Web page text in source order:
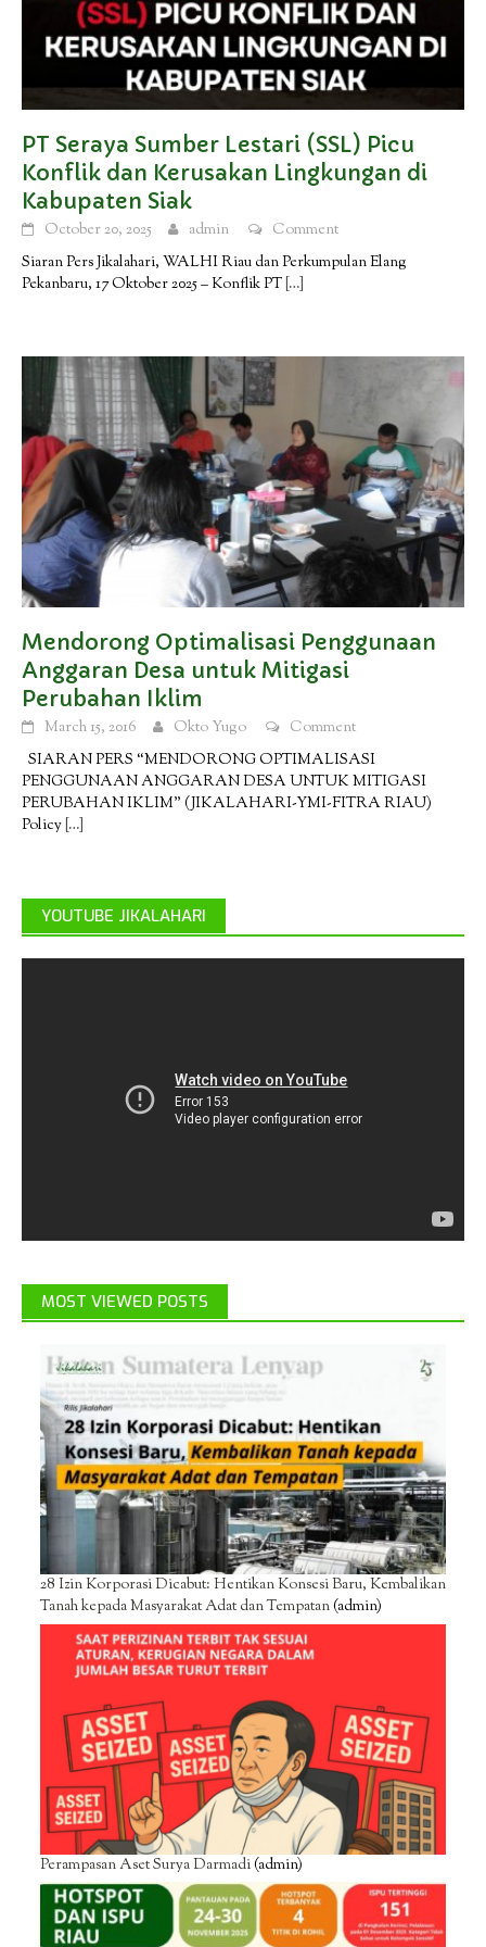
PT Seraya Sumber Lestari (SSL) Picu
Konflik dan Kerusakan Lingkungan di
Kabupaten Siak
October 20, 2025 admin
Comment
Siaran Pers Jikalahari, WALHI Riau dan Perkumpulan Elang
Pekanbaru, 17 Oktober 2025 – Konflik PT […]
Mendorong Optimalisasi Penggunaan
Anggaran Desa untuk Mitigasi
Perubahan Iklim
March 15, 2016 Okto Yugo
Comment
SIARAN PERS “MENDORONG OPTIMALISASI
PENGGUNAAN ANGGARAN DESA UNTUK MITIGASI
PERUBAHAN IKLIM” (JIKALAHARI-YMI-FITRA RIAU)
Policy […]
YOUTUBE JIKALAHARI
MOST VIEWED POSTS
28 Izin Korporasi Dicabut: Hentikan Konsesi Baru, Kembalikan
Tanah kepada Masyarakat Adat dan Tempatan(admin)
Perampasan Aset Surya Darmadi(admin)